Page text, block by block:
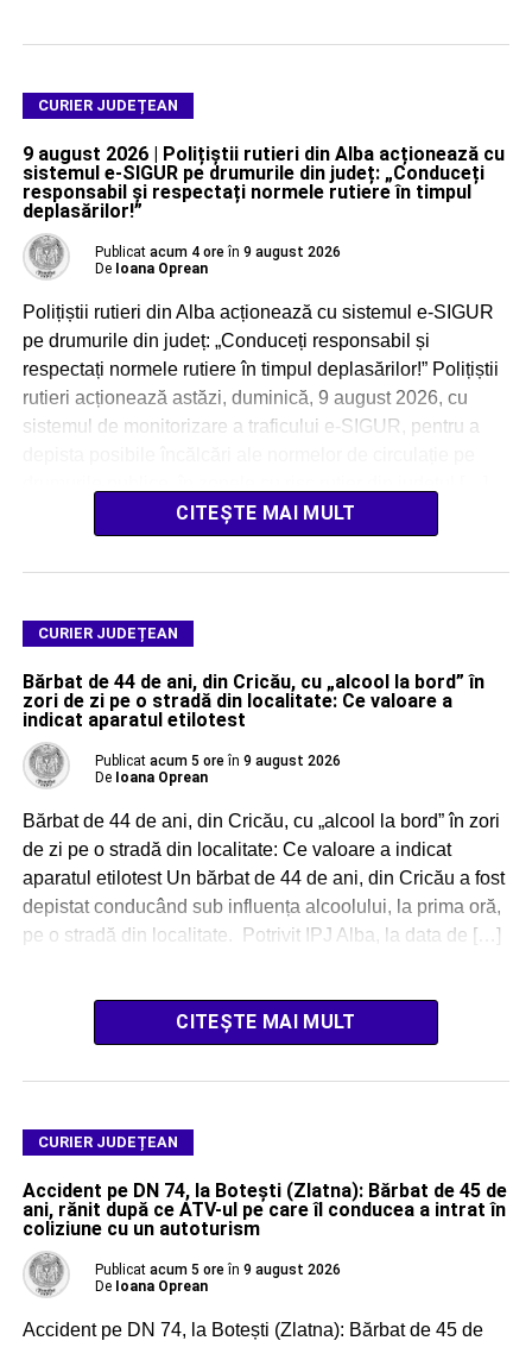
CURIER JUDEȚEAN
9 august 2026 | Polițiștii rutieri din Alba acționează cu
sistemul e-SIGUR pe drumurile din județ: „Conduceți
responsabil și respectați normele rutiere în timpul
deplasărilor!”
Publicat acum 4 ore în 9 august 2026
De Ioana Oprean
Polițiștii rutieri din Alba acționează cu sistemul e-SIGUR
pe drumurile din județ: „Conduceți responsabil și
respectați normele rutiere în timpul deplasărilor!” Polițiștii
rutieri acționează astăzi, duminică, 9 august 2026, cu
sistemul de monitorizare a traficului e-SIGUR, pentru a
CITEȘTE MAI MULT
CURIER JUDEȚEAN
Bărbat de 44 de ani, din Cricău, cu „alcool la bord” în
zori de zi pe o stradă din localitate: Ce valoare a
indicat aparatul etilotest
Publicat acum 5 ore în 9 august 2026
De Ioana Oprean
Bărbat de 44 de ani, din Cricău, cu „alcool la bord” în zori
de zi pe o stradă din localitate: Ce valoare a indicat
aparatul etilotest Un bărbat de 44 de ani, din Cricău a fost
depistat conducând sub influența alcoolului, la prima oră,
pe o stradă din localitate. Potrivit IPJ Alba, la data de […]
CITEȘTE MAI MULT
CURIER JUDEȚEAN
Accident pe DN 74, la Botești (Zlatna): Bărbat de 45 de
ani, rănit după ce ATV-ul pe care îl conducea a intrat în
coliziune cu un autoturism
Publicat acum 5 ore în 9 august 2026
De Ioana Oprean
Accident pe DN 74, la Botești (Zlatna): Bărbat de 45 de